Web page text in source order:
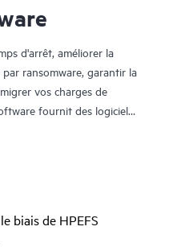
d'arrêt, améliorer la
ransomware, garantir la
vos charges de
fournit des logiciels
virtualisés
des données,
et des pertes de données
biais de HPEFS